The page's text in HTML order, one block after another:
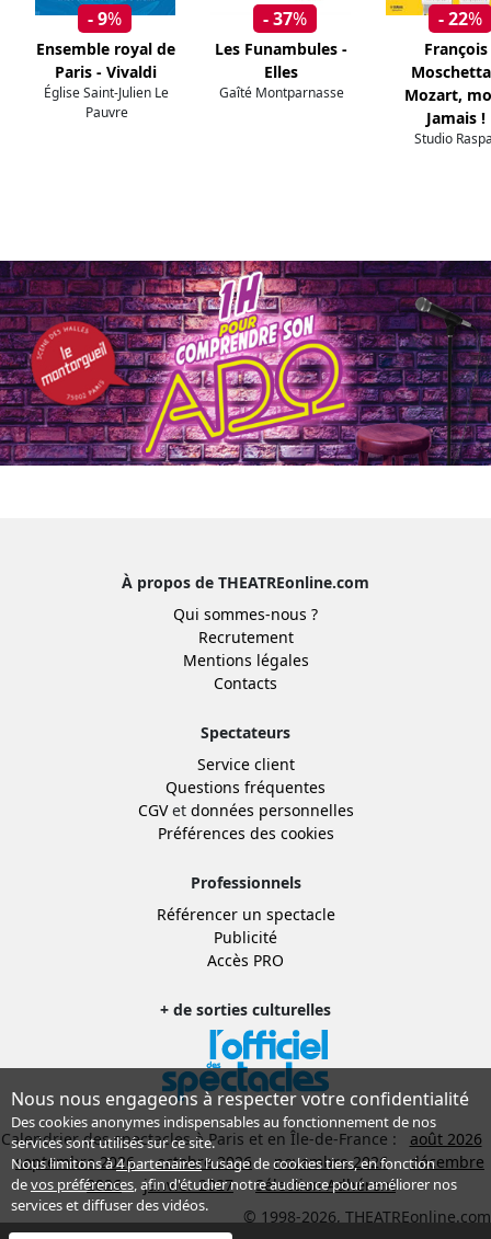
- 9%
Ensemble royal de
Paris - Vivaldi
Église Saint-Julien Le
Pauvre
- 37%
Les Funambules -
Elles
Gaîté Montparnasse
- 22%
François
Mozart,
Jamais !
Studio
À propos de THEATREonline.com
Qui sommes-nous ?
Recrutement
Mentions légales
Contacts
Spectateurs
Service client
Questions fréquentes
CGVet données personnelles
Préférences des cookies
Professionnels
Référencer un spectacle
Publicité
Accès PRO
+ de sorties culturelles
Calendrier des spectacles à Paris et en Île-de-France :
août 2026
septembre 2026
octobre 2026 novembre 2026
décembre
2026
janvier 2027
Sélection Adhérent
© 1998-2026, THEATREonline.com
Nous nous engageons à respecter votre confidentialité
Des cookies anonymes indispensables au fonctionnement de nos
services sont utilisés sur ce site.
Nous limitons à4 partenairesl’usage de cookies tiers, en fonction
devos préférences, afin d'étudier notre audience pour améliorer nos
services et diffuser des vidéos.